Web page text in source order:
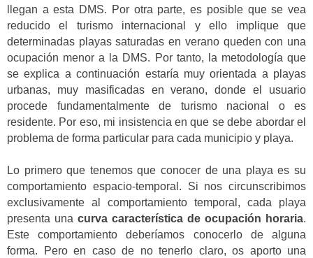
llegan a esta DMS. Por otra parte, es posible que se vea
reducido el turismo internacional y ello implique que
determinadas playas saturadas en verano queden con una
ocupación menor a la DMS. Por tanto, la metodología que
se explica a continuación estaría muy orientada a playas
urbanas, muy masificadas en verano, donde el usuario
procede fundamentalmente de turismo nacional o es
residente. Por eso, mi insistencia en que se debe abordar el
problema de forma particular para cada municipio y playa.
Lo primero que tenemos que conocer de una playa es su
comportamiento espacio-temporal. Si nos circunscribimos
exclusivamente al comportamiento temporal, cada playa
presenta una curva característica de ocupación horaria.
Este comportamiento deberíamos conocerlo de alguna
forma. Pero en caso de no tenerlo claro, os aporto una